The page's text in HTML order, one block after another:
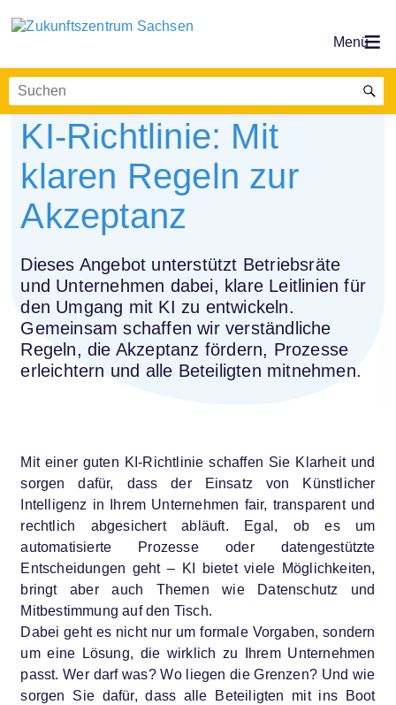
KI-Richtlinie: Mit
klaren Regeln zur
Akzeptanz
Dieses Angebot unterstützt Betriebsräte
und Unternehmen dabei, klare Leitlinien für
den Umgang mit KI zu entwickeln.
Gemeinsam schaffen wir verständliche
Regeln, die Akzeptanz fördern, Prozesse
erleichtern und alle Beteiligten mitnehmen.
Mit einer guten KI-Richtlinie schaffen Sie Klarheit und
sorgen dafür, dass der Einsatz von Künstlicher
Intelligenz in Ihrem Unternehmen fair, transparent und
rechtlich abgesichert abläuft. Egal, ob es um
automatisierte Prozesse oder datengestützte
Entscheidungen geht – KI bietet viele Möglichkeiten,
bringt aber auch Themen wie Datenschutz und
Mitbestimmung auf den Tisch.
Dabei geht es nicht nur um formale Vorgaben, sondern
um eine Lösung, die wirklich zu Ihrem Unternehmen
passt. Wer darf was? Wo liegen die Grenzen? Und wie
sorgen Sie dafür, dass alle Beteiligten mit ins Boot